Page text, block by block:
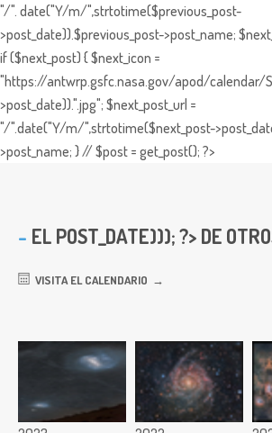
"/". date("Y/m/",strtotime($previous_post-
>post_date)).$previous_post->post_name;
if ($next_post) { $next_icon =
"https://antwrp.gsfc.nasa.gov/apod/calendar/
>post_date)).".jpg"; $next_post_url =
"/".date("Y/m/",strtotime($next_post-
>post_name; } // $post = get_post(); ?>
EL POST_DATE))); ?> DE
VISITA EL CALENDARIO